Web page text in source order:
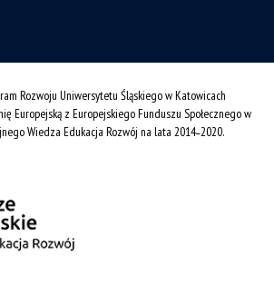
Rozwoju Uniwersytetu Śląskiego w Katowicach
Europejską z Europejskiego Funduszu Społecznego w
Wiedza Edukacja Rozwój na lata 2014˗2020.